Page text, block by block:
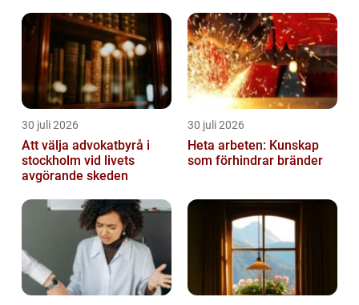
30 juli 2026
Att välja advokatbyrå i
stockholm vid livets
avgörande skeden
30 juli 2026
Heta arbeten: Kunskap
som förhindrar bränder